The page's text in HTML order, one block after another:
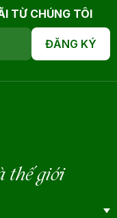
TỪ CHÚNG TÔI
ĐĂNG KÝ
thế giới